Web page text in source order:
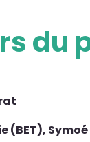
du
(BET),